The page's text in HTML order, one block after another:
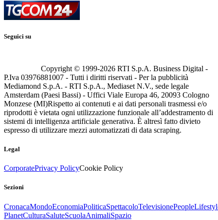
Seguici su
Copyright © 1999-2026 RTI S.p.A. Business Digital -
P.Iva 03976881007 - Tutti i diritti riservati - Per la pubblicità
Mediamond S.p.A. - RTI S.p.A., Mediaset N.V., sede legale
Amsterdam (Paesi Bassi) - Uffici Viale Europa 46, 20093 Cologno
Monzese (MI)Rispetto ai contenuti e ai dati personali trasmessi e/o
riprodotti è vietata ogni utilizzazione funzionale all’addestramento di
sistemi di intelligenza artificiale generativa. È altresì fatto divieto
espresso di utilizzare mezzi automatizzati di data scraping.
Legal
CorporatePrivacy PolicyCookie Policy
Sezioni
CronacaMondoEconomiaPoliticaSpettacoloTelevisionePeople
PlanetCulturaSaluteScuolaAnimaliSpazio